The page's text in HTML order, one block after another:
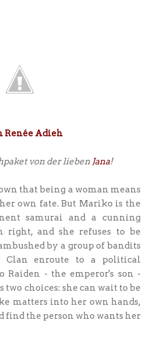
Renée Adieh
von der lieben Jana!
that being a woman means
own fate. But Mariko is the
samurai and a cunning
right, and she refuses to be
by a group of bandits
Clan enroute to a political
Raiden - the emperor's son -
two choices: she can wait to be
matters into her own hands,
find the person who wants her